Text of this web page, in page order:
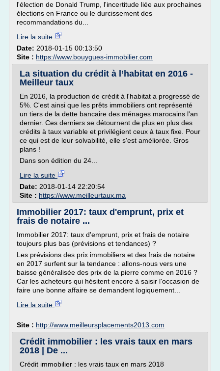
l'élection de Donald Trump, l'incertitude liée aux prochaines
élections en France ou le durcissement des
recommandations du...
Lire la suite
Date: 2018-01-15 00:13:50
Site : https://www.bouygues-immobilier.com
La situation du crédit à l’habitat en 2016 -
Meilleur taux
En 2016, la production de crédit à l'habitat a progressé de
5%. C'est ainsi que les prêts immobiliers ont représenté
un tiers de la dette bancaire des ménages marocains l'an
dernier. Ces derniers se détournent de plus en plus des
crédits à taux variable et privilégient ceux à taux fixe. Pour
ce qui est de leur solvabilité, elle s'est améliorée. Gros
plans !
Dans son édition du 24...
Lire la suite
Date: 2018-01-14 22:20:54
Site : https://www.meilleurtaux.ma
Immobilier 2017: taux d'emprunt, prix et
frais de notaire ...
Immobilier 2017: taux d'emprunt, prix et frais de notaire
toujours plus bas (prévisions et tendances) ?
Les prévisions des prix immobiliers et des frais de notaire
en 2017 surfent sur la tendance : allons-nous vers une
baisse généralisée des prix de la pierre comme en 2016 ?
Car les acheteurs qui hésitent encore à saisir l'occasion de
faire une bonne affaire se demandent logiquement...
Lire la suite
Site : http://www.meilleursplacements2013.com
Crédit immobilier : les vrais taux en mars
2018 | De ...
Crédit immobilier : les vrais taux en mars 2018